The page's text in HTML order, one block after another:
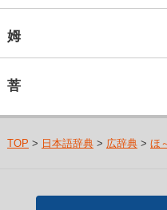
姆
菩
TOP > 日本語辞典> 広辞典> ほ